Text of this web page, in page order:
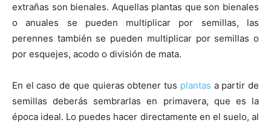
extrañas son bienales. Aquellas plantas que son bienales
o anuales se pueden multiplicar por semillas, las
perennes también se pueden multiplicar por semillas o
por esquejes, acodo o división de mata.
En el caso de que quieras obtener tus plantas a partir de
semillas deberás sembrarlas en primavera, que es la
época ideal. Lo puedes hacer directamente en el suelo, al